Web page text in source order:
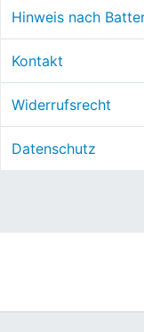
Hinweis nach
Kontakt
Widerrufsrecht
Datenschutz